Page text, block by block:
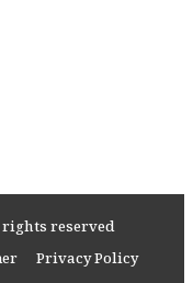
rights reserved
Privacy Policy